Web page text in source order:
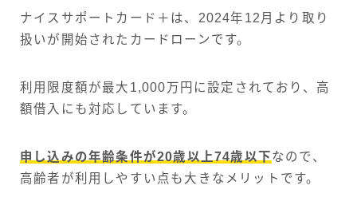
ナイスサポートカード＋は、2024年12月より取り
扱いが開始されたカードローンです。
利用限度額が最大1,000万円に設定されており、高
額借入にも対応しています。
申し込みの年齢条件が20歳以上74歳以下なので、
高齢者が利用しやすい点も大きなメリットです。